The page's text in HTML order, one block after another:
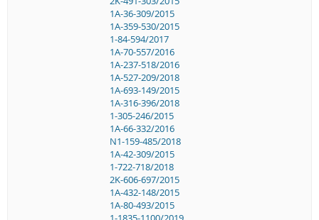
1A-36-309/2015
1A-359-530/2015
1-84-594/2017
1A-70-557/2016
1A-237-518/2016
1A-527-209/2018
1A-693-149/2015
1A-316-396/2018
1-305-246/2015
1A-66-332/2016
N1-159-485/2018
1A-42-309/2015
1-722-718/2018
2K-606-697/2015
1A-432-148/2015
1A-80-493/2015